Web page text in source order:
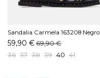
Sandalia Carmela 163208 Negro
59,90 €69,90 €
36 37 38 39 40 41